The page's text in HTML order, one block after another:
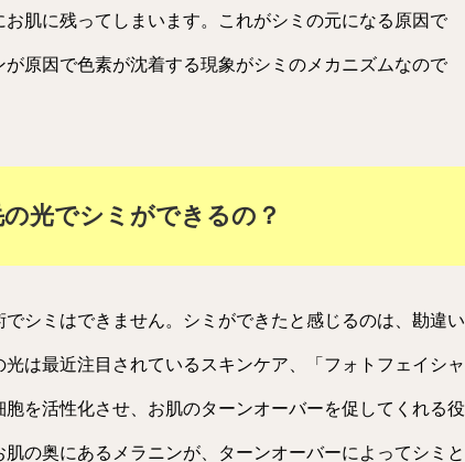
肌に残ってしまいます。これがシミの元になる原因で
原因で色素が沈着する現象がシミのメカニズムなので
の光でシミができるの？
でシミはできません。シミができたと感じるのは、勘違い
は最近注目されているスキンケア、「フォトフェイシャ
を活性化させ、お肌のターンオーバーを促してくれる役
の奥にあるメラニンが、ターンオーバーによってシミと